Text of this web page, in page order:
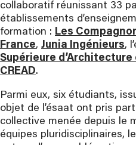
collaboratif réunissant 33
établissements
formation : Les
France, Junia Ingénieurs,
Supérieure
CREAD.
Parmi eux, six étudiants,
objet de l’ésaat ont pris
collective menée depuis le
équipes pluridisciplinaires,